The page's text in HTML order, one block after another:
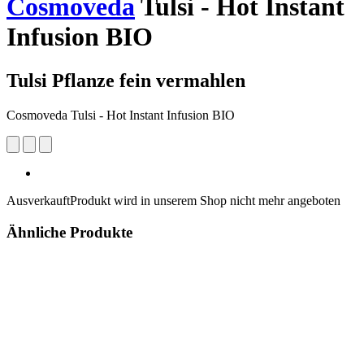
CosmovedaTulsi - Hot Instant
Infusion BIO
Tulsi Pflanze fein vermahlen
Cosmoveda Tulsi - Hot Instant Infusion BIO
AusverkauftProdukt wird in unserem Shop nicht mehr angeboten
Ähnliche Produkte